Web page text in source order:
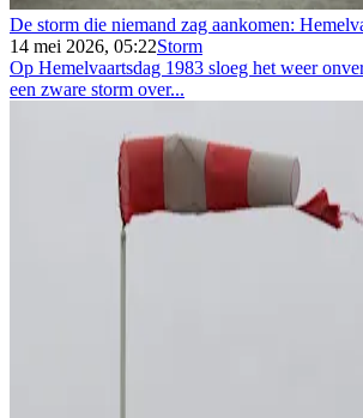
De storm die niemand zag aankomen:
14 mei 2026, 05:22Storm
Op Hemelvaartsdag 1983 sloeg het weer
een zware storm over...